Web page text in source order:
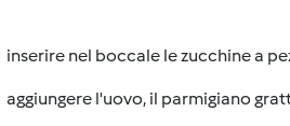
inserire nel boccale le zucchine a
aggiungere l'uovo, il parmigiano